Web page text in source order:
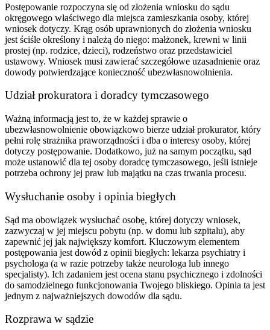
Postępowanie rozpoczyna się od złożenia wniosku do sądu
okręgowego właściwego dla miejsca zamieszkania osoby, której
wniosek dotyczy. Krąg osób uprawnionych do złożenia wniosku
jest ściśle określony i należą do niego: małżonek, krewni w linii
prostej (np. rodzice, dzieci), rodzeństwo oraz przedstawiciel
ustawowy. Wniosek musi zawierać szczegółowe uzasadnienie oraz
dowody potwierdzające konieczność ubezwłasnowolnienia.
Udział prokuratora i doradcy tymczasowego
Ważną informacją jest to, że w każdej sprawie o
ubezwłasnowolnienie obowiązkowo bierze udział prokurator, który
pełni rolę strażnika praworządności i dba o interesy osoby, której
dotyczy postępowanie. Dodatkowo, już na samym początku, sąd
może ustanowić dla tej osoby doradcę tymczasowego, jeśli istnieje
potrzeba ochrony jej praw lub majątku na czas trwania procesu.
Wysłuchanie osoby i opinia biegłych
Sąd ma obowiązek wysłuchać osobę, której dotyczy wniosek,
zazwyczaj w jej miejscu pobytu (np. w domu lub szpitalu), aby
zapewnić jej jak największy komfort. Kluczowym elementem
postępowania jest dowód z opinii biegłych: lekarza psychiatry i
psychologa (a w razie potrzeby także neurologa lub innego
specjalisty). Ich zadaniem jest ocena stanu psychicznego i zdolności
do samodzielnego funkcjonowania Twojego bliskiego. Opinia ta jest
jednym z najważniejszych dowodów dla sądu.
Rozprawa w sądzie